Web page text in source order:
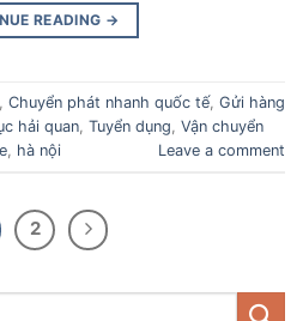
READING →
Chuyển phát nhanh quốc tế, Gửi hàng
hải quan Tuyển dụng Vận chuyển
hà nội Leave a comment
2